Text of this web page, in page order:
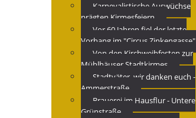
Karnevalistische Auswüchse
prägten Kirmesfeiern
Vor 60 Jahren fiel der letzte
Vorhang im "Circus Zinkengasse"
Von den Kirchweihfesten zur
Mühlhäuser Stadtkirmes
Stadtväter, wir danken euch -
Ammerstraße
Brauerei im Hausflur - Untere
Grünstraße